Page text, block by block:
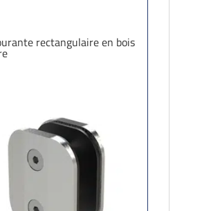
rectangulaire en bois